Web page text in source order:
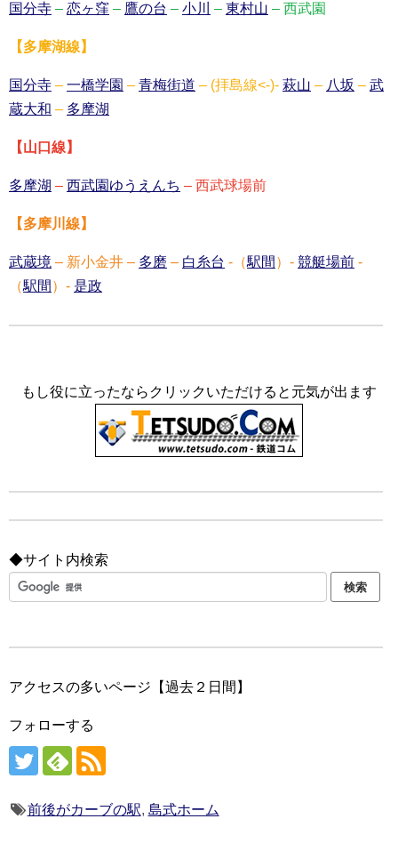
国分寺 – 恋ヶ窪 – 鷹の台 – 小川 – 東村山 – 西武園
【多摩湖線】
国分寺 – 一橋学園 – 青梅街道 – (拝島線<-)- 萩山 – 八坂 – 武
蔵大和 – 多摩湖
【山口線】
多摩湖 – 西武園ゆうえんち – 西武球場前
【多摩川線】
武蔵境 – 新小金井 – 多磨 – 白糸台 -（駅間 ）- 競艇場前 -
（駅間 ）- 是政
もし役に立ったならクリックいただけると元気が出ます
◆サイト内検索
アクセスの多いページ【過去２日間】
フォローする
前後がカーブの駅, 島式ホーム